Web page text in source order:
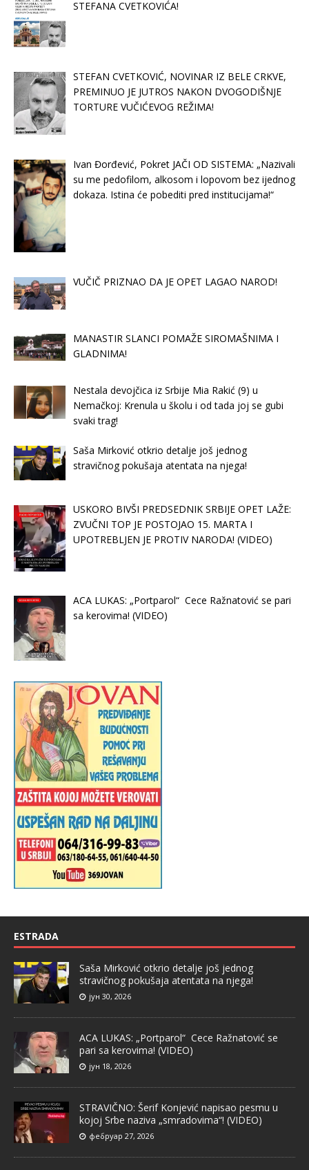
STEFANA CVETKOVIĆA!
STEFAN CVETKOVIĆ, NOVINAR IZ BELE CRKVE,
PREMINUO JE JUTROS NAKON DVOGODIŠNJE
TORTURE VUČIĆEVOG REŽIMA!
Ivan Đorđević, Pokret JAČI OD SISTEMA: „Nazivali
su me pedofilom, alkosom i lopovom bez ijednog
dokaza. Istina će pobediti pred institucijama!“
VUČIČ PRIZNAO DA JE OPET LAGAO NAROD!
MANASTIR SLANCI POMAŽE SIROMAŠNIMA I
GLADNIMA!
Nestala devojčica iz Srbije Mia Rakić (9) u
Nemačkoj: Krenula u školu i od tada joj se gubi
svaki trag!
Saša Mirković otkrio detalje još jednog
stravičnog pokušaja atentata na njega!
USKORO BIVŠI PREDSEDNIK SRBIJE OPET LAŽE:
ZVUČNI TOP JE POSTOJAO 15. MARTA I
UPOTREBLJEN JE PROTIV NARODA! (VIDEO)
ACA LUKAS: „Portparol“ Cece Ražnatović se pari
sa kerovima! (VIDEO)
ESTRADA
Saša Mirković otkrio detalje još jednog
stravičnog pokušaja atentata na njega!
јун 30, 2026
ACA LUKAS: „Portparol“ Cece Ražnatović se
pari sa kerovima! (VIDEO)
јун 18, 2026
STRAVIČNO: Šerif Konjević napisao pesmu u
kojoj Srbe naziva „smradovima“! (VIDEO)
фебруар 27, 2026